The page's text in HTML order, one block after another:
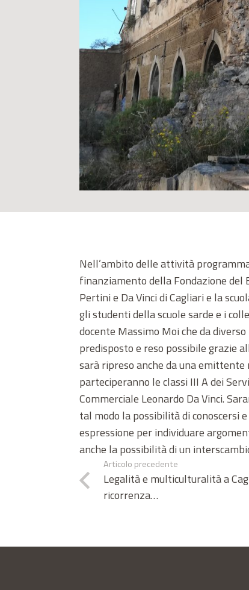
Nell’ambito delle attività
finanziamento della Fondazione del
Pertini e Da Vinci di Cagliari e la
gli studenti della scuole sarde e i
docente Massimo Moi che da
predisposto e reso possibile grazie
sarà ripreso anche da una emittente
parteciperanno le classi III A dei
Commerciale Leonardo Da Vinci.
tal modo la possibilità di conoscersi
espressione per individuare
anche la possibilità di un
Articolo precedente
Legalità e multiculturalità a
ricorrenza…